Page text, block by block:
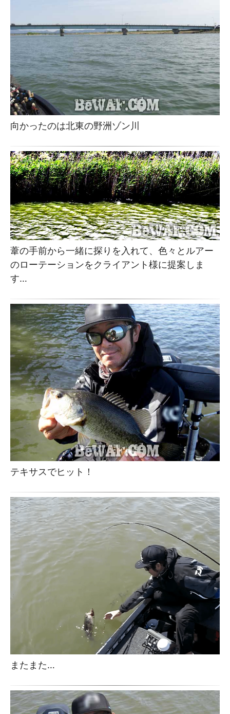
向かったのは北東の野洲ゾン川
葦の手前から一緒に探りを入れて、色々とルアー
のローテーションをクライアント様に提案しま
す…
テキサスでヒット！
またまた…